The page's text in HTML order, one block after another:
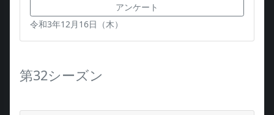
アンケート
令和3年12月16日（木）
第32シーズン